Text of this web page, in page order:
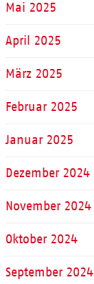
Mai 2025
April 2025
März 2025
Februar 2025
Januar 2025
Dezember 2024
November 2024
Oktober 2024
September 2024